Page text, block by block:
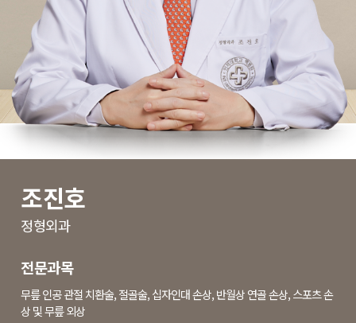
조진호
정형외과
전문과목
무릎 인공 관절 치환술, 절골술, 십자인대 손상, 반월상 연골 손상, 스포츠 손
상 및 무릎 외상